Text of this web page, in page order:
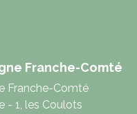
Franche-Comté
Franche-Comté
- 1, les Coulots